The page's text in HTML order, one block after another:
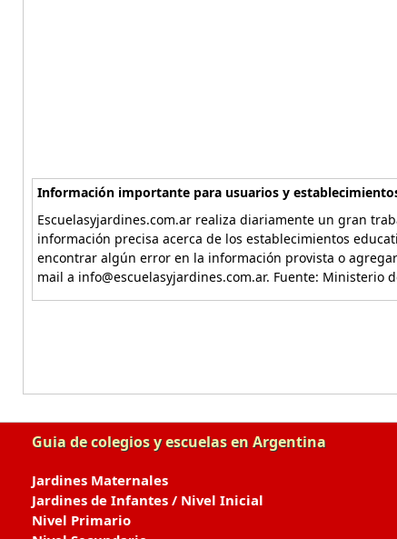
Información importante para usuarios y
Escuelasyjardines.com.ar realiza diariamente un gran
información precisa acerca de los establecimientos
encontrar algún error en la información provista o
mail a info@escuelasyjardines.com.ar. Fuente: Ministerio
Guia de colegios y escuelas en Argentina
Jardines Maternales
Jardines de Infantes / Nivel Inicial
Nivel Primario